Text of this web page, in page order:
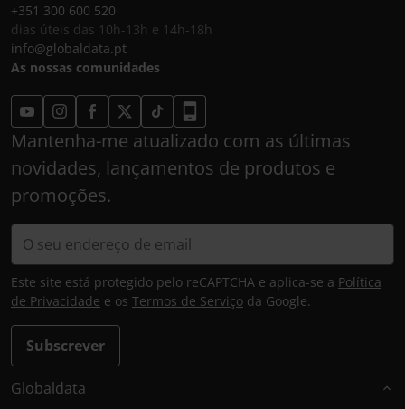
+351 300 600 520
dias úteis das 10h-13h e 14h-18h
info@globaldata.pt
As nossas comunidades
Mantenha-me atualizado com as últimas
novidades, lançamentos de produtos e
promoções.
Subscrever
Este site está protegido pelo reCAPTCHA e aplica-se a Política
de Privacidade e os Termos de Serviço da Google.
Globaldata